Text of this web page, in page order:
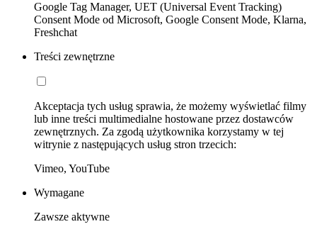
Google Tag Manager, UET (Universal Event Tracking)
Consent Mode od Microsoft, Google Consent Mode, Klarna,
Freshchat
Treści zewnętrzne
Akceptacja tych usług sprawia, że możemy wyświetlać filmy
lub inne treści multimedialne hostowane przez dostawców
zewnętrznych. Za zgodą użytkownika korzystamy w tej
witrynie z następujących usług stron trzecich:
Vimeo, YouTube
Wymagane
Zawsze aktywne